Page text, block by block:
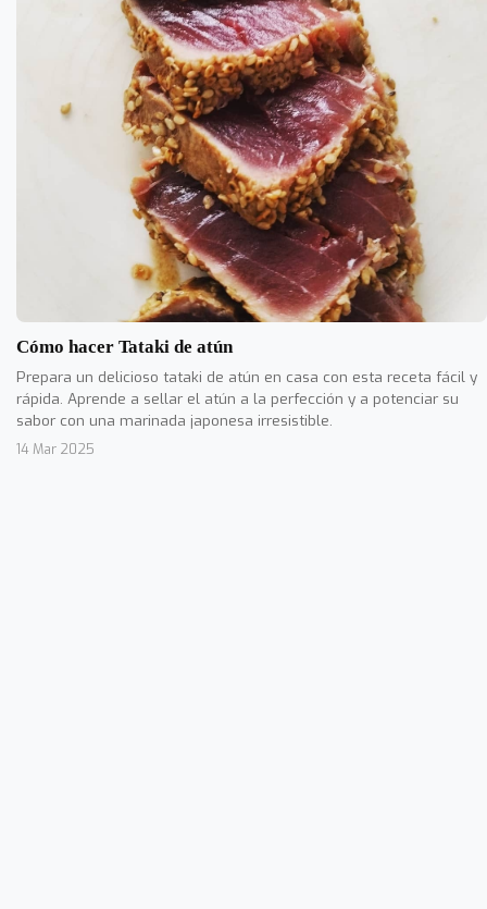
Cómo hacer Tataki de atún
Prepara un delicioso tataki de atún en casa con esta receta fácil y
rápida. Aprende a sellar el atún a la perfección y a potenciar su
sabor con una marinada japonesa irresistible.
14 Mar 2025